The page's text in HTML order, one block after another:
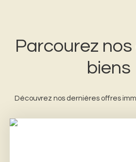
Parcourez nos
biens
Découvrez nos dernières offres